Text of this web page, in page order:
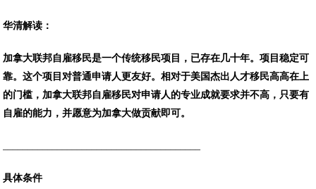
华清解读：
加拿大联邦自雇移民是一个传统移民项目，已存在几十年。项目稳定可
靠。这个项目对普通申请人更友好。相对于美国杰出人才移民高高在上
的门槛，加拿大联邦自雇移民对申请人的专业成就要求并不高，只要有
自雇的能力，并愿意为加拿大做贡献即可。
具体条件